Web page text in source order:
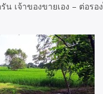
เจ้าของขายเอง – ต่อรอ